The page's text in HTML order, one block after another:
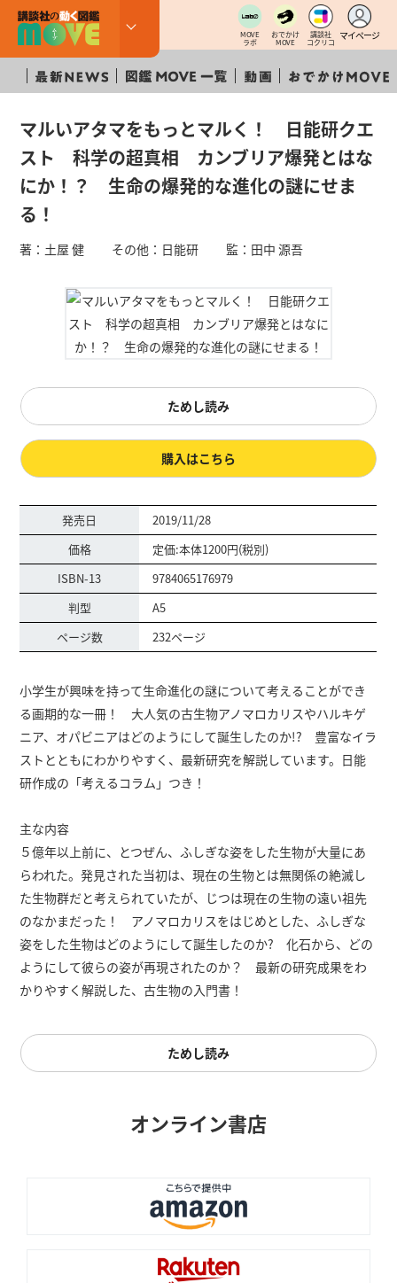
MOVE
ラボ
おでかけ
MOVE
講談社
コクリコ
マイページ
マルいアタマをもっとマルく！ 日能研クエ
スト 科学の超真相 カンブリア爆発とはな
にか！？ 生命の爆発的な進化の謎にせま
る！
著：土屋 健 その他：日能研 監：田中 源吾
ためし読み
購入はこちら
発売日
2019/11/28
価格
定価:本体1200円(税別)
ISBN-13
9784065176979
判型
A5
ページ数
232ページ
小学生が興味を持って生命進化の謎について考えることができ
る画期的な一冊！ 大人気の古生物アノマロカリスやハルキゲ
ニア、オパビニアはどのようにして誕生したのか!? 豊富なイラ
ストとともにわかりやすく、最新研究を解説しています。日能
研作成の「考えるコラム」つき！
主な内容
５億年以上前に、とつぜん、ふしぎな姿をした生物が大量にあ
らわれた。発見された当初は、現在の生物とは無関係の絶滅し
た生物群だと考えられていたが、じつは現在の生物の遠い祖先
のなかまだった！ アノマロカリスをはじめとした、ふしぎな
姿をした生物はどのようにして誕生したのか? 化石から、どの
ようにして彼らの姿が再現されたのか？ 最新の研究成果をわ
かりやすく解説した、古生物の入門書！
ためし読み
オンライン書店